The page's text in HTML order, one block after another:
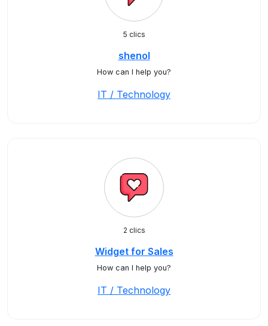
5 clics
shenol
How can I help you?
IT / Technology
2 clics
Widget for Sales
How can I help you?
IT / Technology